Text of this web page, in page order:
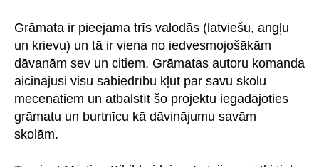
Grāmata ir pieejama trīs valodās (latviešu, angļu
un krievu) un tā ir viena no iedvesmojošākām
dāvanām sev un citiem. Grāmatas autoru komanda
aicinājusi visu sabiedrību kļūt par savu skolu
mecenātiem un atbalstīt šo projektu iegādājoties
grāmatu un burtnīcu kā dāvinājumu savām
skolām.